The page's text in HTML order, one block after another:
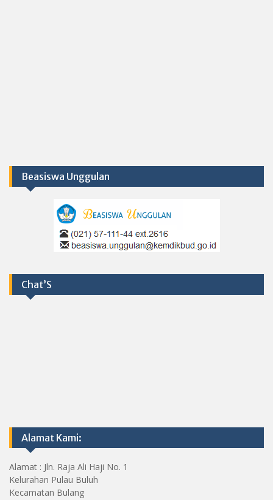
Beasiswa Unggulan
Chat’S
Alamat Kami:
Alamat : Jln. Raja Ali Haji No. 1
Kelurahan Pulau Buluh
Kecamatan Bulang